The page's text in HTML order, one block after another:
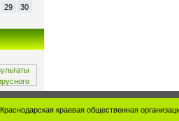
29
30
Краснодарская краевая общественная